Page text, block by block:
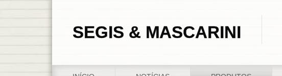
SEGIS & MASCARINI